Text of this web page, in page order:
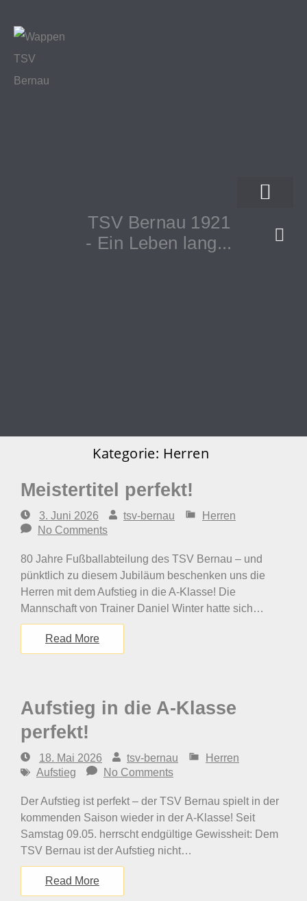
TSV Bernau 1921
- Ein Leben lang...
Kategorie: Herren
Meistertitel perfekt!
3. Juni 2026 tsv-bernau
Herren
No Comments
80 Jahre Fußballabteilung des TSV Bernau – und
pünktlich zu diesem Jubiläum beschenken uns die
Herren mit dem Aufstieg in die A-Klasse! Die
Mannschaft von Trainer Daniel Winter hatte sich…
Read More
Aufstieg in die A-Klasse
perfekt!
18. Mai 2026 tsv-bernau
Herren
Aufstieg
No Comments
Der Aufstieg ist perfekt – der TSV Bernau spielt in der
kommenden Saison wieder in der A-Klasse! Seit
Samstag 09.05. herrscht endgültige Gewissheit: Dem
TSV Bernau ist der Aufstieg nicht…
Read More